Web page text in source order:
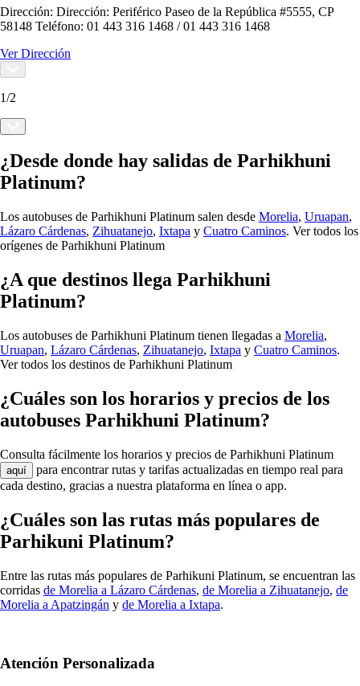
Dirección: Dirección: Periférico Paseo de la República #5555, CP
58148 Teléfono: 01 443 316 1468 / 01 443 316 1468
Ver Dirección
1/2
¿Desde donde hay salidas de Parhikhuni
Platinum?
Los autobuses de Parhikhuni Platinum salen desde Morelia, Uruapan,
Lázaro Cárdenas, Zihuatanejo, Ixtapa y Cuatro Caminos. Ver todos los
orígenes de Parhikhuni Platinum
¿A que destinos llega Parhikhuni
Platinum?
Los autobuses de Parhikhuni Platinum tienen llegadas a Morelia,
Uruapan, Lázaro Cárdenas, Zihuatanejo, Ixtapa y Cuatro Caminos.
Ver todos los destinos de Parhikhuni Platinum
¿Cuáles son los horarios y precios de los
autobuses Parhikhuni Platinum?
Consulta fácilmente los horarios y precios de Parhikhuni Platinum
aquí
para encontrar rutas y tarifas actualizadas en tiempo real para
cada destino, gracias a nuestra plataforma en línea o app.
¿Cuáles son las rutas más populares de
Parhikuni Platinum?
Entre las rutas más populares de Parhikuni Platinum, se encuentran las
corridas de Morelia a Lázaro Cárdenas, de Morelia a Zihuatanejo, de
Morelia a Apatzingán y de Morelia a Ixtapa.
Atención Personalizada